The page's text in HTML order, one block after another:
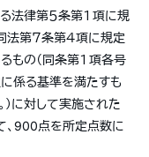
法律第５条第１項に規
法第７条第４項に規定
もの（同条第１項各号
係る基準を満たすも
に対して実施された
、900点を所定点数に